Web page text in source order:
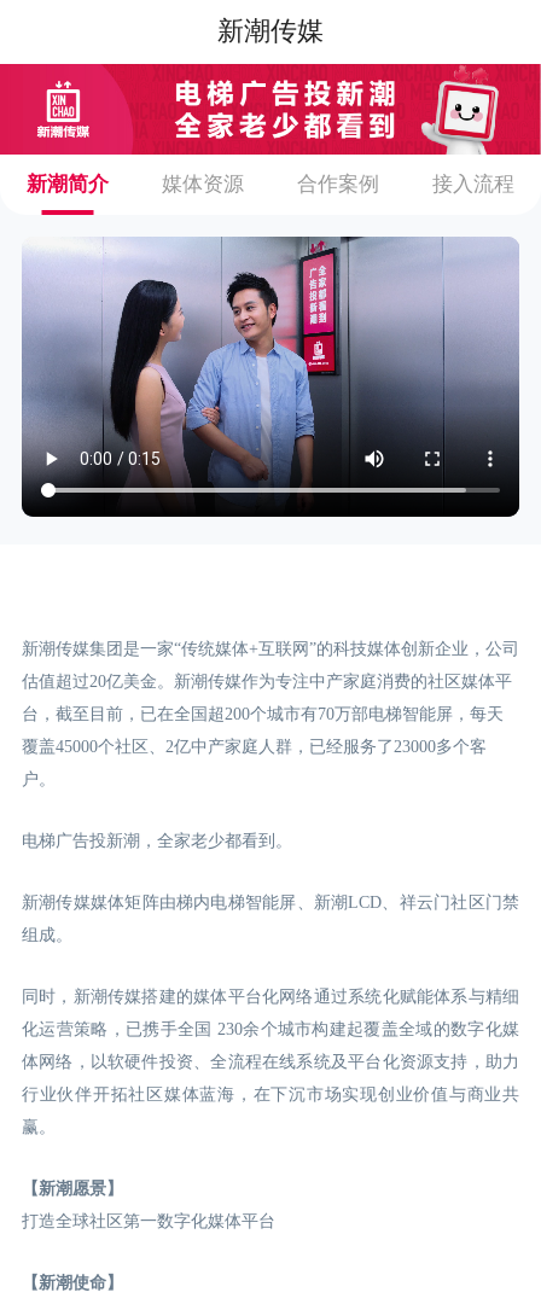
新潮传媒
新潮简介 媒体资源 合作案例 接入流程
新潮传媒集团是一家“传统媒体+互联网”的科技媒体创新企业，公司
估值超过20亿美金。新潮传媒作为专注中产家庭消费的社区媒体平
台，截至目前，已在全国超200个城市有70万部电梯智能屏，每天
覆盖45000个社区、2亿中产家庭人群，已经服务了23000多个客
户。
电梯广告投新潮，全家老少都看到。
新潮传媒媒体矩阵由梯内电梯智能屏、新潮LCD、祥云门社区门禁
组成。
同时，新潮传媒搭建的媒体平台化网络通过系统化赋能体系与精细
化运营策略，已携手全国 230余个城市构建起覆盖全域的数字化媒
体网络，以软硬件投资、全流程在线系统及平台化资源支持，助力
行业伙伴开拓社区媒体蓝海，在下沉市场实现创业价值与商业共
赢。
【新潮愿景】
打造全球社区第一数字化媒体平台
【新潮使命】